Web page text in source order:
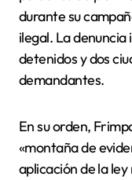
durante su
ilegal. La
detenidos y dos
demandantes.
En su orden,
«montaña de
aplicación de la